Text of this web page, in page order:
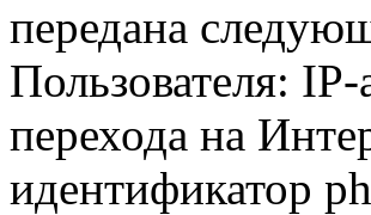
передана
Пользователя:
перехода на
идентификатор